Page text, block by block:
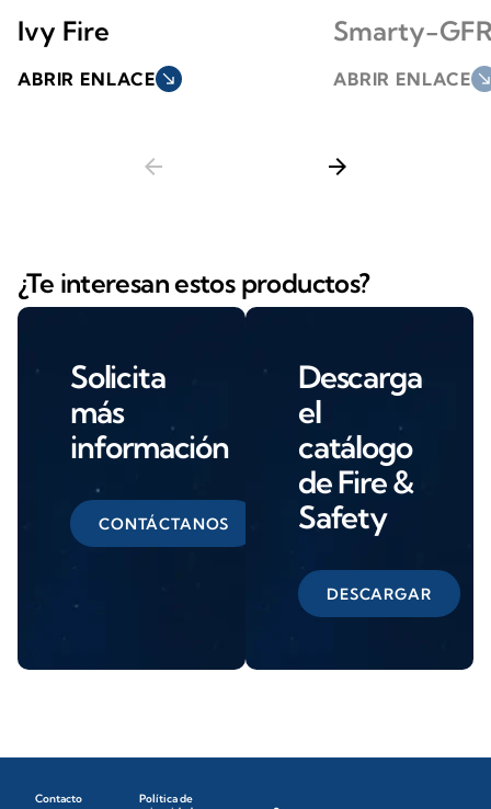
Ivy Fire
ABRIR ENLACE south_east
Smarty-
ABRIR ENLACE
arrow_back arrow_forward
¿Te interesan estos productos?
Solicita
más
información
CONTÁCTANOS
Descarga
el
catálogo
de Fire &
Safety
DESCARGAR
Contacto
Política de